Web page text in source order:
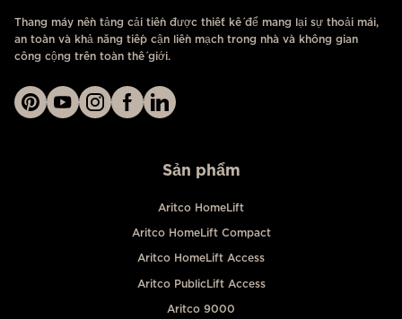
Thang máy nền tảng cải tiến được thiết kế để mang lại sự thoải mái,
an toàn và khả năng tiếp cận liền mạch trong nhà và không gian
công cộng trên toàn thế giới.
Sản phẩm
Aritco HomeLift
Aritco HomeLift Compact
Aritco HomeLift Access
Aritco PublicLift Access
Aritco 9000